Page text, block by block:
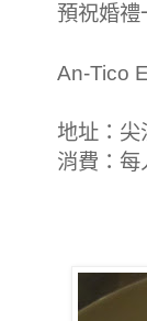
預祝婚禮
An-Tico
地址：
消費：每